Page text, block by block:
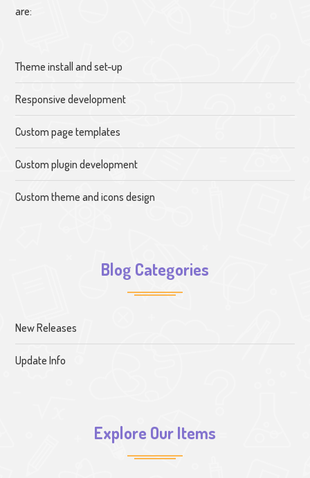
are:
Theme install and set-up
Responsive development
Custom page templates
Custom plugin development
Custom theme and icons design
Blog Categories
New Releases
Update Info
Explore Our Items